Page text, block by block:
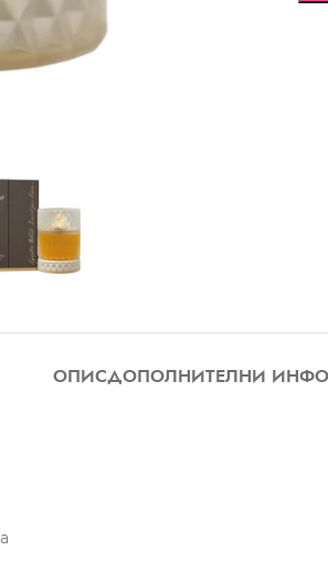
ОПИСДОПОЛНИТЕЛНИ